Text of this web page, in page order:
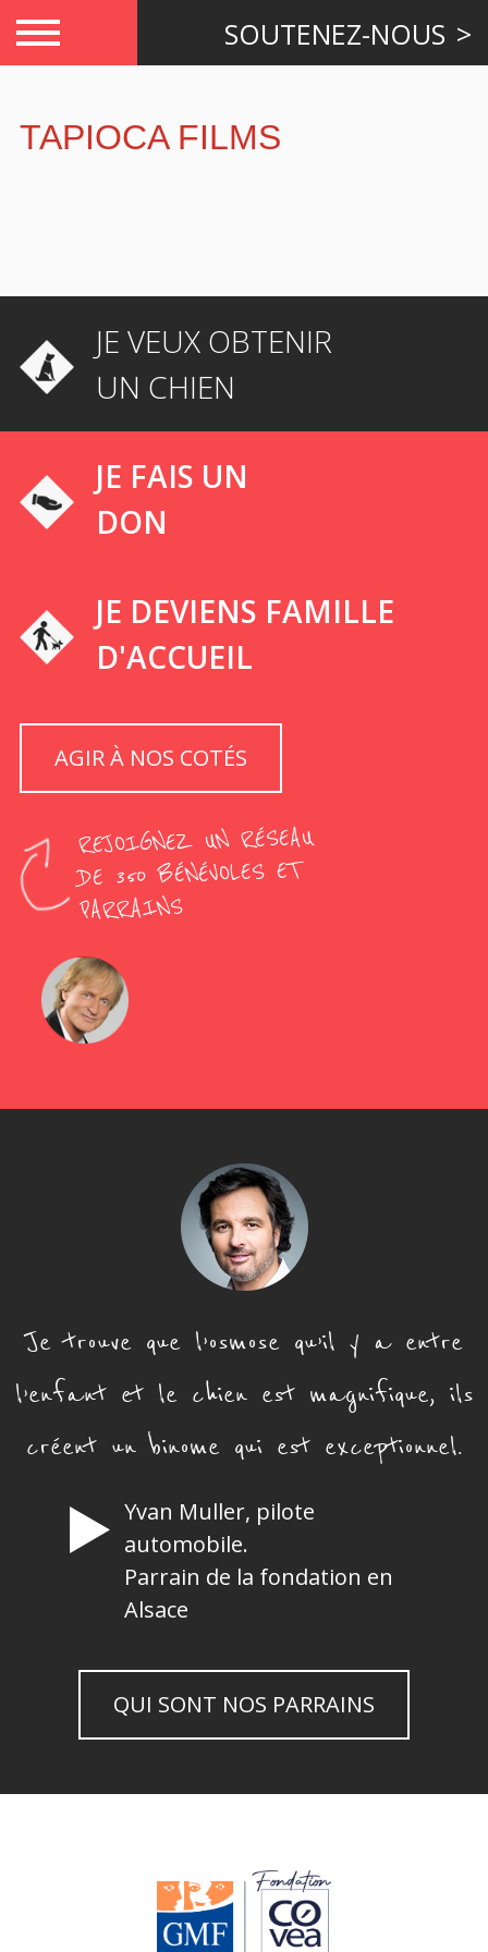
SOUTENEZ-NOUS
TAPIOCA FILMS
JE VEUX OBTENIR
UN CHIEN
JE FAIS UN
DON
JE DEVIENS FAMILLE
D'ACCUEIL
AGIR À NOS COTÉS
REJOIGNEZ UN RÉSEAU
DE 350 BÉNÉVOLES ET
PARRAINS
Je trouve que l’osmose qu’il y a entre
l’enfant et le chien est magnifique, ils
créent un binome qui est exceptionnel.
Yvan Muller, pilote
automobile.
Parrain de la fondation en
Alsace
QUI SONT NOS PARRAINS